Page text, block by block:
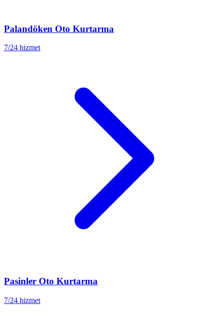
Palandöken Oto Kurtarma
7/24 hizmet
Pasinler Oto Kurtarma
7/24 hizmet